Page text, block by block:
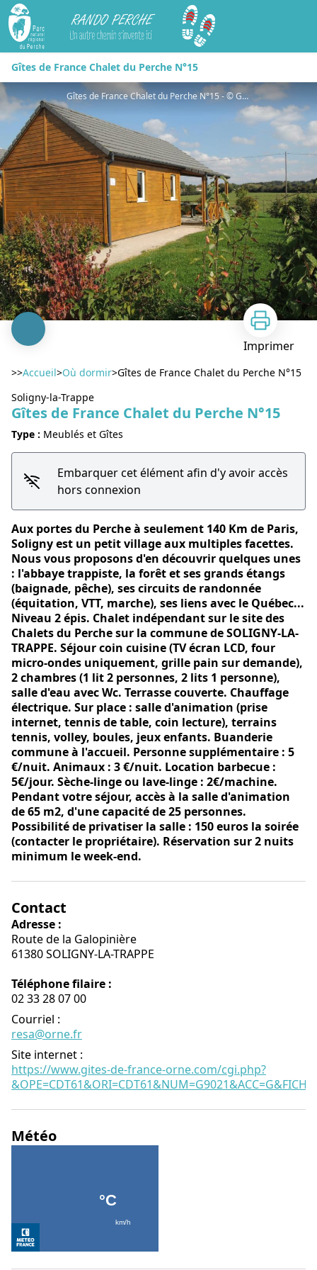
Rando Perche
Gîtes de France Chalet du Perche N°15
Gîtes de France Chalet du Perche N°15 - © Gites de France Orne
Imprimer
>>Accueil>Où dormir>Gîtes de France Chalet du Perche N°15
Soligny-la-Trappe
Gîtes de France Chalet du Perche N°15
Type : Meublés et Gîtes
Embarquer cet élément afin d'y avoir accès
hors connexion
Aux portes du Perche à seulement 140 Km de Paris,
Soligny est un petit village aux multiples facettes.
Nous vous proposons d'en découvrir quelques unes
: l'abbaye trappiste, la forêt et ses grands étangs
(baignade, pêche), ses circuits de randonnée
(équitation, VTT, marche), ses liens avec le Québec...
Niveau 2 épis. Chalet indépendant sur le site des
Chalets du Perche sur la commune de SOLIGNY-LA-
TRAPPE. Séjour coin cuisine (TV écran LCD, four
micro-ondes uniquement, grille pain sur demande),
2 chambres (1 lit 2 personnes, 2 lits 1 personne),
salle d'eau avec Wc. Terrasse couverte. Chauffage
électrique. Sur place : salle d'animation (prise
internet, tennis de table, coin lecture), terrains
tennis, volley, boules, jeux enfants. Buanderie
commune à l'accueil. Personne supplémentaire : 5
€/nuit. Animaux : 3 €/nuit. Location barbecue :
5€/jour. Sèche-linge ou lave-linge : 2€/machine.
Pendant votre séjour, accès à la salle d'animation
de 65 m2, d'une capacité de 25 personnes.
Possibilité de privatiser la salle : 150 euros la soirée
(contacter le propriétaire). Réservation sur 2 nuits
minimum le week-end.
Contact
Adresse :
Route de la Galopinière
61380 SOLIGNY-LA-TRAPPE
Téléphone filaire :
02 33 28 07 00
Courriel :
resa@orne.fr
Site internet :
https://www.gites-de-france-orne.com/cgi.php?
Météo